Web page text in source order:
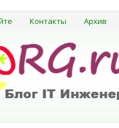
Контакты Архив